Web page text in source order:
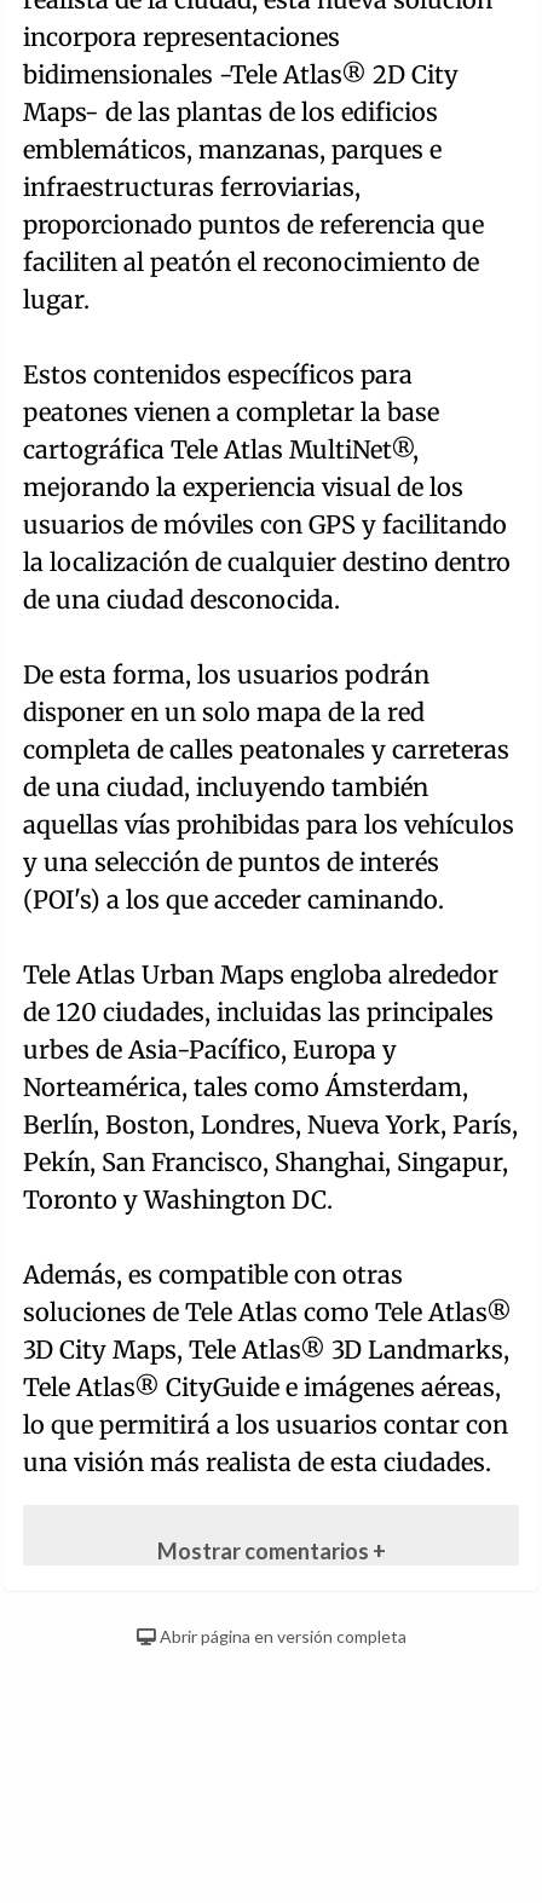
incorpora representaciones
bidimensionales -Tele Atlas® 2D City
Maps- de las plantas de los edificios
emblemáticos, manzanas, parques e
infraestructuras ferroviarias,
proporcionado puntos de referencia que
faciliten al peatón el reconocimiento de
lugar.
Estos contenidos específicos para
peatones vienen a completar la base
cartográfica Tele Atlas MultiNet®,
mejorando la experiencia visual de los
usuarios de móviles con GPS y facilitando
la localización de cualquier destino dentro
de una ciudad desconocida.
De esta forma, los usuarios podrán
disponer en un solo mapa de la red
completa de calles peatonales y carreteras
de una ciudad, incluyendo también
aquellas vías prohibidas para los vehículos
y una selección de puntos de interés
(POI's) a los que acceder caminando.
Tele Atlas Urban Maps engloba alrededor
de 120 ciudades, incluidas las principales
urbes de Asia-Pacífico, Europa y
Norteamérica, tales como Ámsterdam,
Berlín, Boston, Londres, Nueva York, París,
Pekín, San Francisco, Shanghai, Singapur,
Toronto y Washington DC.
Además, es compatible con otras
soluciones de Tele Atlas como Tele Atlas®
3D City Maps, Tele Atlas® 3D Landmarks,
Tele Atlas® CityGuide e imágenes aéreas,
lo que permitirá a los usuarios contar con
una visión más realista de esta ciudades.
Mostrar comentarios +
Abrir página en versión completa